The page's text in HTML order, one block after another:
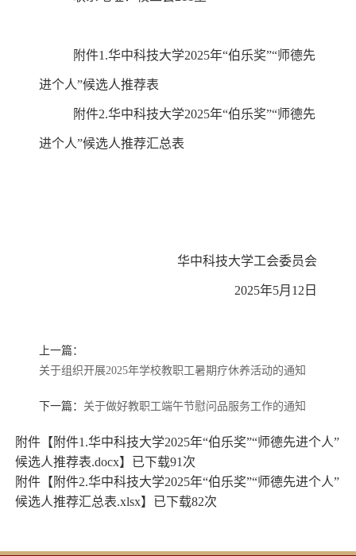
附件1.华中科技大学2025年“伯乐奖”“师德先
进个人”候选人推荐表
附件2.华中科技大学2025年“伯乐奖”“师德先
进个人”候选人推荐汇总表
华中科技大学工会委员会
2025年5月12日
上一篇：
关于组织开展2025年学校教职工暑期疗休养活动的通知
下一篇： 关于做好教职工端午节慰问品服务工作的通知
附件【 附件1.华中科技大学2025年“伯乐奖”“师德先进个人”
候选人推荐表.docx】已下载91次
附件【 附件2.华中科技大学2025年“伯乐奖”“师德先进个人”
候选人推荐汇总表.xlsx】已下载82次